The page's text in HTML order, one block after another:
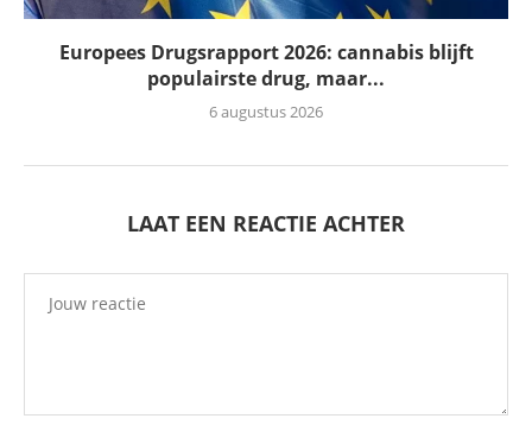
Europees Drugsrapport 2026: cannabis blijft
populairste drug, maar...
6 augustus 2026
LAAT EEN REACTIE ACHTER